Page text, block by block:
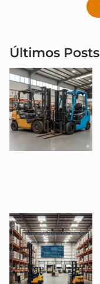
Últimos Posts